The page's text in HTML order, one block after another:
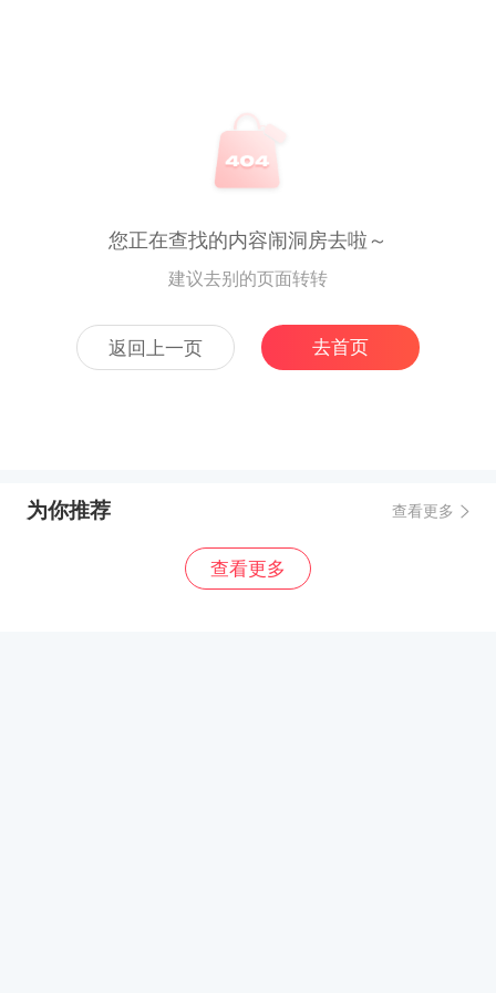
您正在查找的内容闹洞房去啦～
建议去别的页面转转
返回上一页 去首页
为你推荐 查看更多
查看更多